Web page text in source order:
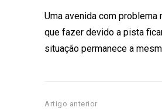
Uma avenida com
que fazer devido a pista
situação permanece a
Artigo anterior